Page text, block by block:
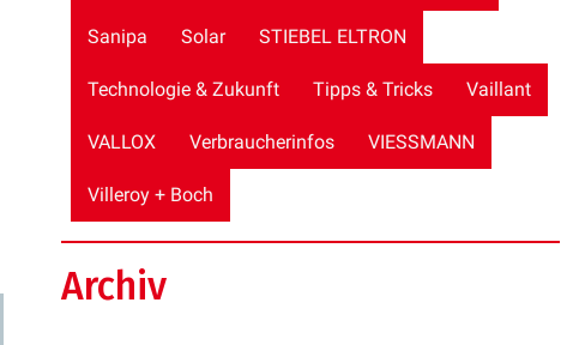
Sanipa Solar STIEBEL ELTRON
Technologie & Zukunft Tipps & Tricks Vaillant
VALLOX Verbraucherinfos VIESSMANN
Villeroy + Boch
Archiv